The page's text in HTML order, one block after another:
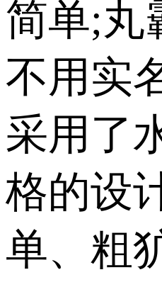
简单;丸
不用实
采用了
格的设
单、粗